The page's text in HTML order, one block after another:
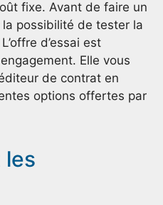
fixe. Avant de faire un
possibilité de tester la
d’essai est
Elle vous
de contrat en
options offertes par
les